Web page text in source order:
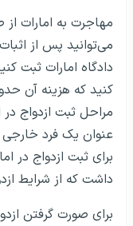
مهاجرت به امارات
می‌توانید پس از
دادگاه امارات ثبت
مراحل ثبت ازدواج در
عنوان یک فرد
برای ثبت ازدواج در
داشت که از شرایط
برای صورت گرفتن